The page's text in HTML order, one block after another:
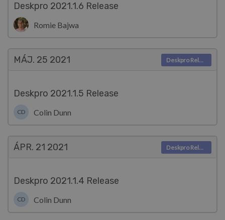
Deskpro 2021.1.6 Release
Romie Bajwa
MÁJ. 25 2021
Deskpro 2021.1.5 Release
CD Colin Dunn
Deskpro Releases
ÁPR. 21 2021
Deskpro 2021.1.4 Release
CD Colin Dunn
Deskpro Releases